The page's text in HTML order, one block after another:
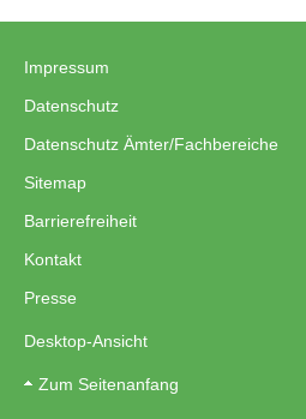
Impressum
Datenschutz
Datenschutz Ämter/Fachbereiche
Sitemap
Barrierefreiheit
Kontakt
Presse
Desktop-Ansicht
Zum Seitenanfang